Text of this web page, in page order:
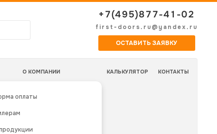
+7(495)877-41-02
first-doors.ru@yandex.ru
ОСТАВИТЬ ЗАЯВКУ
О КОМПАНИИ
оплаты
КАЛЬКУЛЯТОР КОНТАКТЫ